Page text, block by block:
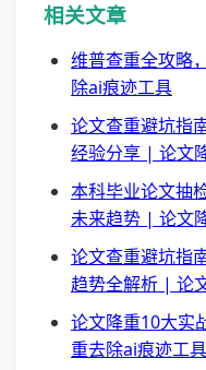
相关文章
维普查重全攻略
除ai痕迹工具
论文查重避坑指
经验分享 | 论文
本科毕业论文抽
未来趋势 | 论文
论文查重避坑指
趋势全解析 | 论
论文降重10大实
重去除ai痕迹工具